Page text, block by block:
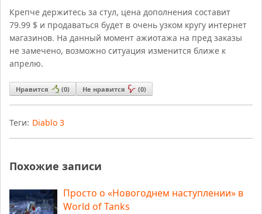
Крепче держитесь за стул, цена дополнения составит
79.99 $ и продаваться будет в очень узком кругу интернет
магазинов. На данный момент ажиотажа на пред заказы
не замечено, возможно ситуация изменится ближе к
апрелю.
Нравится (0) Не нравится (0)
Теги: Diablo 3
Похожие записи
Просто о «Новогоднем наступлении» в
World of Tanks